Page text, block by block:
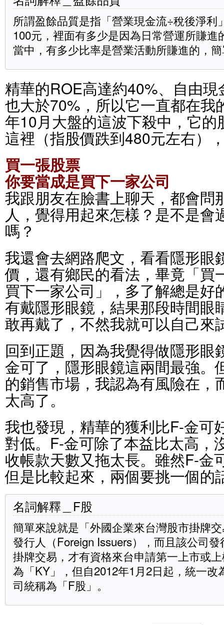
所謂盈餘品質是指「營業現金流÷稅後淨利
100元，裡面有多少是因為日常營運所賺
當中，有多少比率是營業活動所賺進的，
精華的ROE高達約40%、自由
也大於70%，所以它一直都在我
年10月大盤的這波下殺中，它
這裡（指股價跌到480元左右）
買一張股票
你要當成是買下一家公司
我跟朋友在臉書上聊天，都會問
人，覺得用起來怎樣？是不是會
嗎？
我還會去網路爬文，看看隱形眼
價，還有鄉民的看法，畢竟「買
買下一家公司」，多了解總是好
有戴隱形眼鏡，結果那段時間眼
敢再戴了，不然我就可以自己來
回到正題，因為我覺得做隱形眼
金可了，隱形眼鏡這兩間最強。
的銷售市場，我認為有風險在，
太高了。
我也發現，精華的獲利比F-金可
對低。F-金可除了本益比太高，
收帳款天數又拖太長。雖然F-金
但是比較起來，兩個要挑一個的
名詞解釋＿F股
簡單來說就是「外國企業來台灣股市掛牌
發行人（Foreign Issuers），而且該公司
掛牌交易，才有資格來台申請第一上市或
為「KY」，但自2012年1月2日起，統一
司統稱為「F股」。